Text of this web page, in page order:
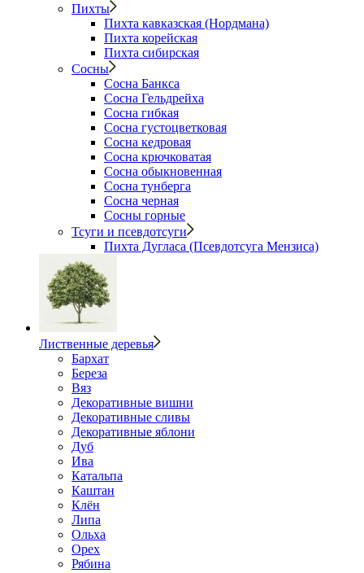
Пихты
Пихта кавказская (Нордмана)
Пихта корейская
Пихта сибирская
Сосны
Сосна Банкса
Сосна Гельдрейха
Сосна гибкая
Сосна густоцветковая
Сосна кедровая
Сосна крючковатая
Сосна обыкновенная
Сосна тунберга
Сосна черная
Сосны горные
Тсуги и псевдотсуги
Пихта Дугласа (Псевдотсуга Мензиса)
Лиственные деревья
Бархат
Береза
Вяз
Декоративные вишни
Декоративные сливы
Декоративные яблони
Дуб
Ива
Катальпа
Каштан
Клён
Липа
Ольха
Орех
Рябина